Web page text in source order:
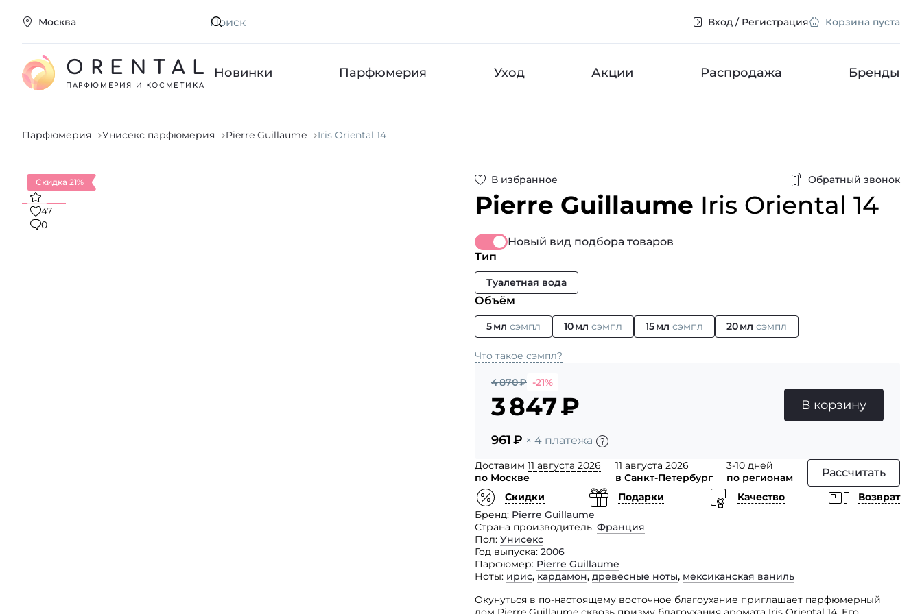
Москва Искать Вход / Регистрация Корзина пуста
ORENTAL
ПАРФЮМЕРИЯ И КОСМЕТИКА
Новинки Парфюмерия Уход Акции Распродажа Бренды
Парфюмерия Унисекс парфюмерия Pierre Guillaume Iris Oriental 14
В избранное Обратный звонок
Pierre Guillaume Iris Oriental 14
Скидка 21%
47
0
Новый вид подбора товаров
Тип
Туалетная вода
Объём
5 мл сэмпл 10 мл сэмпл 15 мл сэмпл 20 мл сэмпл
Что такое сэмпл?
4 870₽ -21%
3 847₽
961₽ × 4 платежа
В корзину
Доставим 11 августа 2026
по Москве
11 августа 2026
в Санкт-Петербург
3-10 дней
по регионам
Рассчитать
Скидки Подарки Качество
Возврат
Бренд Pierre Guillaume
Страна производитель Франция
Пол Унисекс
Год выпуска 2006
Парфюмер Pierre Guillaume
Ноты ирис, кардамон, древесные ноты, мексиканская ваниль
Окунуться в по-настоящему восточное благоухание приглашает парфюмерный